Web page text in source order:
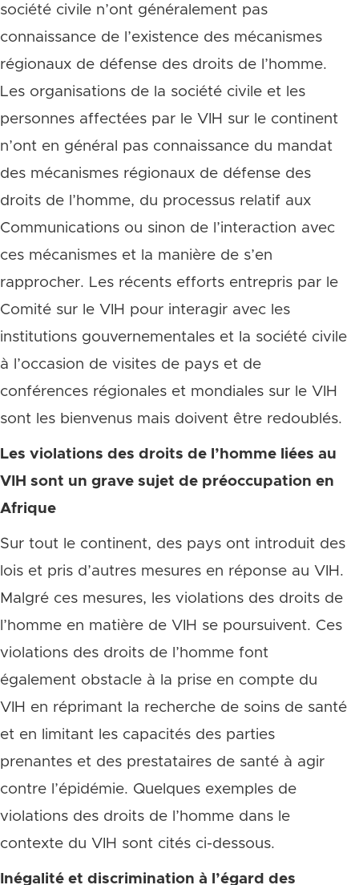
société civile n’ont généralement pas
connaissance de l’existence des mécanismes
régionaux de défense des droits de l’homme.
Les organisations de la société civile et les
personnes affectées par le VIH sur le continent
n’ont en général pas connaissance du mandat
des mécanismes régionaux de défense des
droits de l’homme, du processus relatif aux
Communications ou sinon de l’interaction avec
ces mécanismes et la manière de s’en
rapprocher. Les récents efforts entrepris par le
Comité sur le VIH pour interagir avec les
institutions gouvernementales et la société civile
à l’occasion de visites de pays et de
conférences régionales et mondiales sur le VIH
sont les bienvenus mais doivent être redoublés.
Les violations des droits de l’homme liées au
VIH sont un grave sujet de préoccupation en
Afrique
Sur tout le continent, des pays ont introduit des
lois et pris d’autres mesures en réponse au VIH.
Malgré ces mesures, les violations des droits de
l’homme en matière de VIH se poursuivent. Ces
violations des droits de l’homme font
également obstacle à la prise en compte du
VIH en réprimant la recherche de soins de santé
et en limitant les capacités des parties
prenantes et des prestataires de santé à agir
contre l’épidémie. Quelques exemples de
violations des droits de l’homme dans le
contexte du VIH sont cités ci-dessous.
Inégalité et discrimination à l’égard des